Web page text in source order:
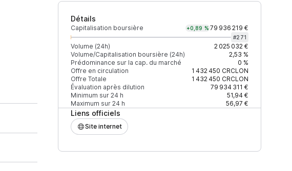
Détails
Capitalisation boursière +0,89 % 79 936 219 €
#271
Volume (24h)
2 025 032 €
Volume/Capitalisation boursière (24h)
2,53 %
Prédominance sur la cap. du marché
0 %
Offre en circulation
1 432 450 CRCLON
Offre Totale
1 432 450 CRCLON
Évaluation après dilution
79 934 311 €
Minimum sur 24 h
51,94 €
Maximum sur 24 h
56,97 €
Liens officiels
Site internet
Volume (24h) % du volume Confiance Mis à jour
1 667 072 $ 71,44 %
248 139 $ Récemment